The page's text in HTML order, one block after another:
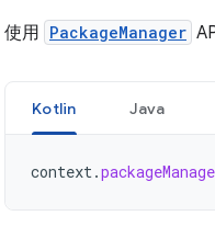
使用 PackageManager
Kotlin Java
context.